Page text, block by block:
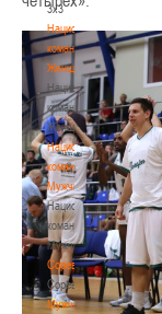
3х3
Национальная
команда.
Женщины
Национальная
команда.
Женщины
Национальная
команда.
Мужчины
Национальная
команда.
Мужчины
Соревнования
Соревнования
Мужчины